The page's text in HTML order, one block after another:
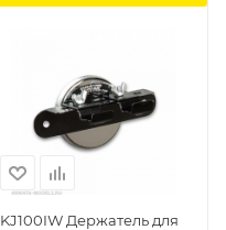
KJ100IW Держатель для